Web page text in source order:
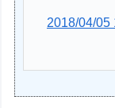
2018/04/05